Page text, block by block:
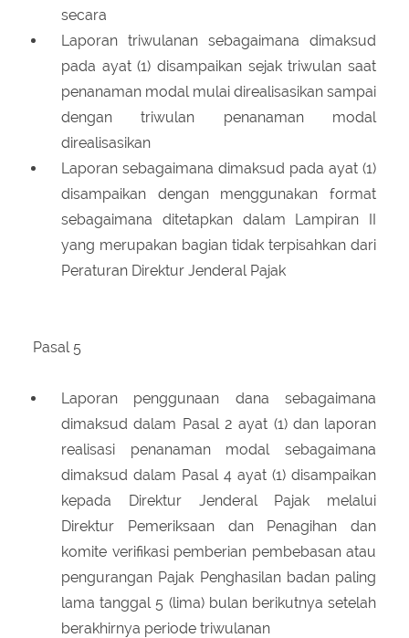
secara
Laporan triwulanan sebagaimana dimaksud
pada ayat (1) disampaikan sejak triwulan saat
penanaman modal mulai direalisasikan sampai
dengan triwulan penanaman modal
direalisasikan
Laporan sebagaimana dimaksud pada ayat (1)
disampaikan dengan menggunakan format
sebagaimana ditetapkan dalam Lampiran II
yang merupakan bagian tidak terpisahkan dari
Peraturan Direktur Jenderal Pajak
Pasal 5
Laporan penggunaan dana sebagaimana
dimaksud dalam Pasal 2 ayat (1) dan laporan
realisasi penanaman modal sebagaimana
dimaksud dalam Pasal 4 ayat (1) disampaikan
kepada Direktur Jenderal Pajak melalui
Direktur Pemeriksaan dan Penagihan dan
komite verifikasi pemberian pembebasan atau
pengurangan Pajak Penghasilan badan paling
lama tanggal 5 (lima) bulan berikutnya setelah
berakhirnya periode triwulanan